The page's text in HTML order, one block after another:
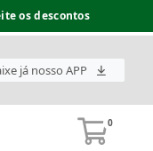
os descontos
já nosso APP
0